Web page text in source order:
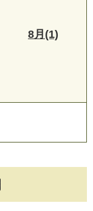
8月(1)